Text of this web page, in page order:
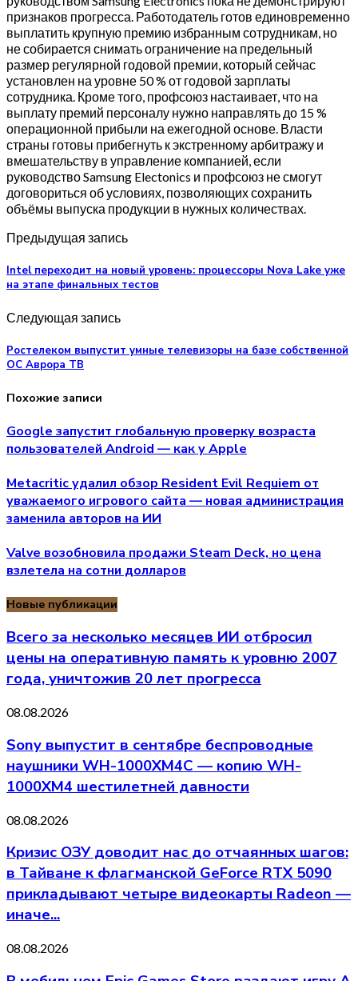
признаков прогресса. Работодатель готов единовременно
выплатить крупную премию избранным сотрудникам, но
не собирается снимать ограничение на предельный
размер регулярной годовой премии, который сейчас
установлен на уровне 50 % от годовой зарплаты
сотрудника. Кроме того, профсоюз настаивает, что на
выплату премий персоналу нужно направлять до 15 %
операционной прибыли на ежегодной основе. Власти
страны готовы прибегнуть к экстренному арбитражу и
вмешательству в управление компанией, если
руководство Samsung Electonics и профсоюз не смогут
договориться об условиях, позволяющих сохранить
объёмы выпуска продукции в нужных количествах.
Предыдущая запись
Intel переходит на новый уровень: процессоры Nova Lake уже
на этапе финальных тестов
Следующая запись
Ростелеком выпустит умные телевизоры на базе собственной
ОС Аврора ТВ
Похожие записи
Google запустит глобальную проверку возраста
пользователей Android — как у Apple
Metacritic удалил обзор Resident Evil Requiem от
уважаемого игрового сайта — новая администрация
заменила авторов на ИИ
Valve возобновила продажи Steam Deck, но цена
взлетела на сотни долларов
Новые публикации
Всего за несколько месяцев ИИ отбросил
цены на оперативную память к уровню 2007
года, уничтожив 20 лет прогресса
08.08.2026
Sony выпустит в сентябре беспроводные
наушники WH-1000XM4C — копию WH-
1000XM4 шестилетней давности
08.08.2026
Кризис ОЗУ доводит нас до отчаянных шагов:
в Тайване к флагманской GeForce RTX 5090
прикладывают четыре видеокарты Radeon —
иначе...
08.08.2026